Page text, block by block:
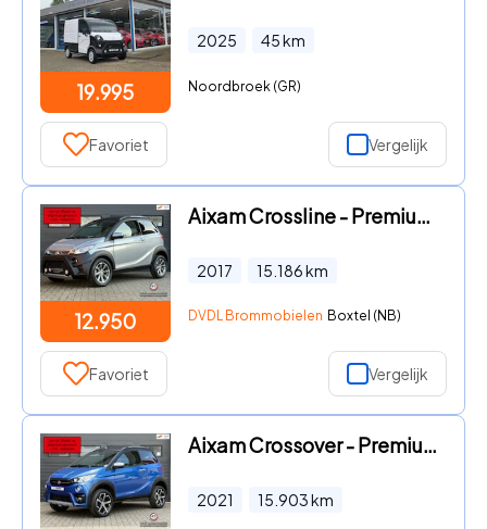
19.995
2025 45km
Noordbroek (GR)
Favoriet Vergelijk
12.950
Aixam Crossline - Premium ABS Brommobiel 2017 AIRCO 15dkm ZGAN
2017 15.186km
DVDL Brommobielen Boxtel (NB)
Favoriet Vergelijk
Aixam Crossover - Premium XXL Brommobiel 2021 1 eig 15dkm ZGAN
2021 15.903km